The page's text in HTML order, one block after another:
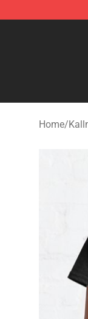
Home/